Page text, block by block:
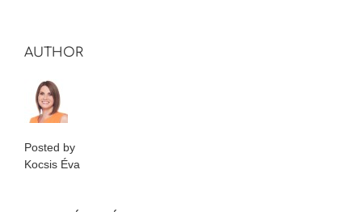
AUTHOR
Posted by
Kocsis Éva